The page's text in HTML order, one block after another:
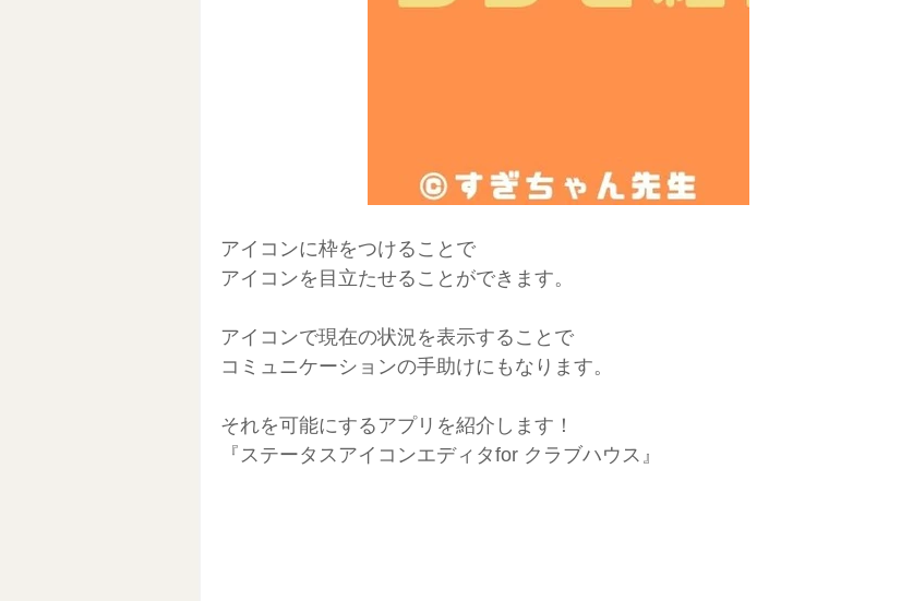
アイコンに枠をつけることで
アイコンを目立たせることができます。
アイコンで現在の状況を表示することで
コミュニケーションの手助けにもなります。
それを可能にするアプリを紹介します！
『ステータスアイコンエディタfor クラブハウス』